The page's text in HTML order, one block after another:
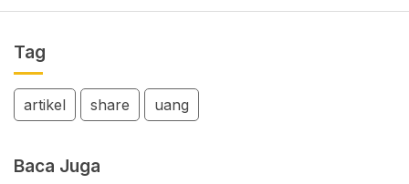
Tag
artikel share uang
Baca Juga